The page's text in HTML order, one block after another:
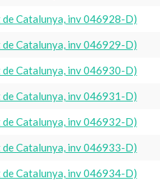
Catalunya, inv 046928-D)
Catalunya, inv 046929-D)
Catalunya, inv 046930-D)
Catalunya, inv 046931-D)
Catalunya, inv 046932-D)
Catalunya, inv 046933-D)
Catalunya, inv 046934-D)